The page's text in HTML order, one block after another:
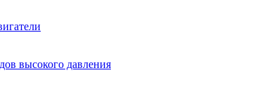
высокого давления